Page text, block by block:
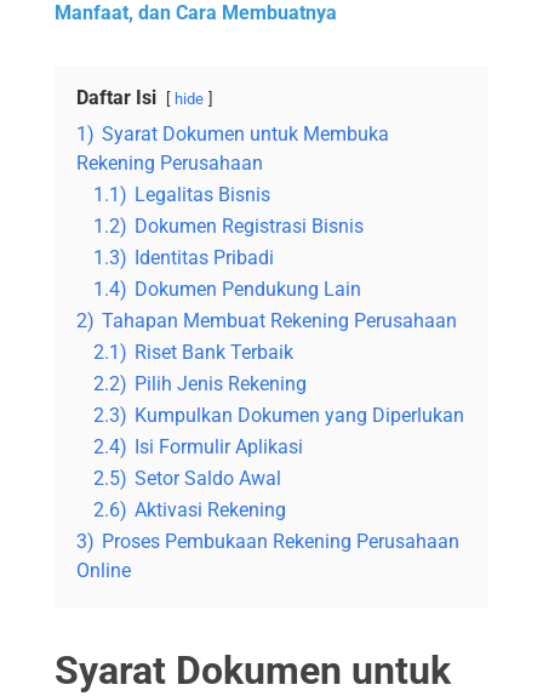
Manfaat, dan Cara Membuatnya
Daftar Isi hide
1) Syarat Dokumen untuk Membuka
Rekening Perusahaan
1.1) Legalitas Bisnis
1.2) Dokumen Registrasi Bisnis
1.3) Identitas Pribadi
1.4) Dokumen Pendukung Lain
2) Tahapan Membuat Rekening Perusahaan
2.1) Riset Bank Terbaik
2.2) Pilih Jenis Rekening
2.3) Kumpulkan Dokumen yang Diperlukan
2.4) Isi Formulir Aplikasi
2.5) Setor Saldo Awal
2.6) Aktivasi Rekening
3) Proses Pembukaan Rekening Perusahaan
Online
Syarat Dokumen untuk